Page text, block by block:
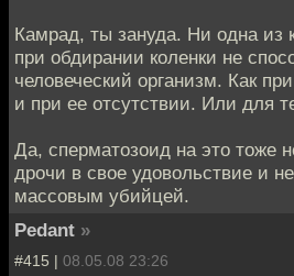
Камрад, ты зануда. Ни одна из
при обдирании коленки не
человеческий организм. Как
и при ее отсутствии. Или для
Да, сперматозоид на это тоже
дрочи в свое удовольствие и
массовым убийцей.
Pedant »
#415 | 08.05.08 23:26